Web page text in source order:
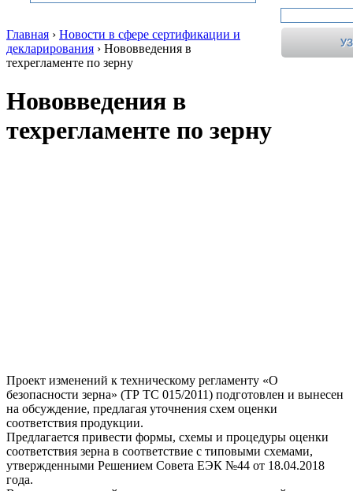
Главная › Новости в сфере сертификации и
декларирования › Нововведения в
техрегламенте по зерну
Нововведения в
техрегламенте по зерну
Проект изменений к техническому регламенту «О
безопасности зерна» (ТР ТС 015/2011) подготовлен и вынесен
на обсуждение, предлагая уточнения схем оценки
соответствия продукции.
Предлагается привести формы, схемы и процедуры оценки
соответствия зерна в соответствие с типовыми схемами,
утвержденными Решением Совета ЕЭК №44 от 18.04.2018
года.